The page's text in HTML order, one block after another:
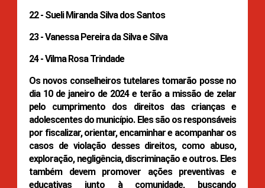
22 - Sueli Miranda Silva dos Santos
23 - Vanessa Pereira da Silva e Silva
24 - Vilma Rosa Trindade
Os novos conselheiros tutelares tomarão posse no
dia 10 de janeiro de 2024 e terão a missão de zelar
pelo cumprimento dos direitos das crianças e
adolescentes do município. Eles são os responsáveis
por fiscalizar, orientar, encaminhar e acompanhar os
casos de violação desses direitos, como abuso,
exploração, negligência, discriminação e outros. Eles
também devem promover ações preventivas e
educativas junto à comunidade, buscando